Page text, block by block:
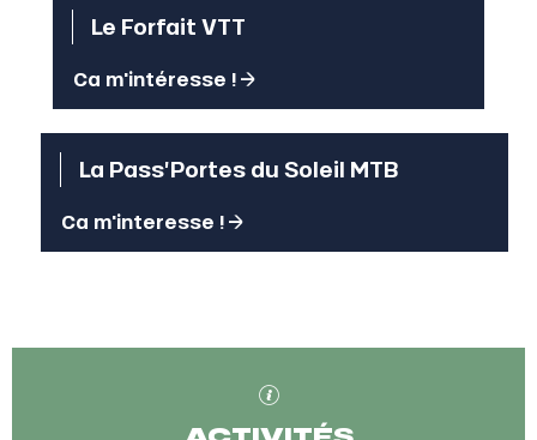
Le Forfait VTT
Ca m'intéresse !
La Pass’Portes du Soleil MTB
Ca m'interesse !